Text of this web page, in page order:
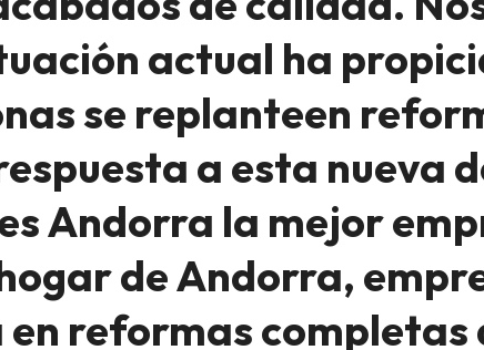
actual ha
se replanteen
a esta nueva
Andorra la mejor
de Andorra,
reformas completas